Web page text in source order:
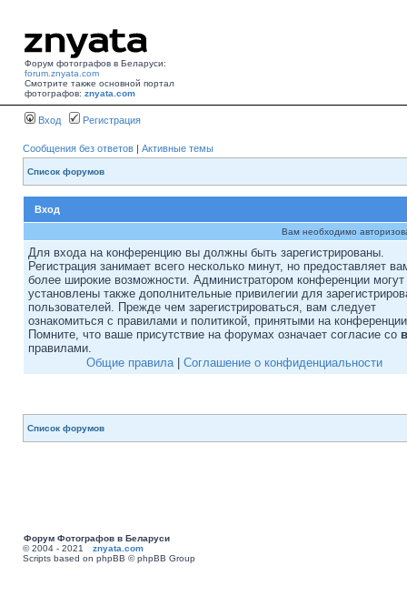
Форум фотографов в Беларуси:
forum.znyata.com
Смотрите также основной портал
фотографов: znyata.com
Вход Регистрация
Сообщения без ответов | Активные темы
Список форумов
Вход
Вам необходимо
Для входа на конференцию вы должны быть зарегистрированы.
Регистрация занимает всего несколько минут, но предоставляет
более широкие возможности. Администратором конференции
установлены также дополнительные привилегии для
пользователей. Прежде чем зарегистрироваться, вам следует
ознакомиться с правилами и политикой, принятыми на
Помните, что ваше присутствие на форумах означает согласие со
правилами.
Общие правила| Соглашение о конфиденциальности
Список форумов
Форум Фотографов в Беларуси
© 2004 - 2021 znyata.com
Scripts based on phpBB © phpBB Group